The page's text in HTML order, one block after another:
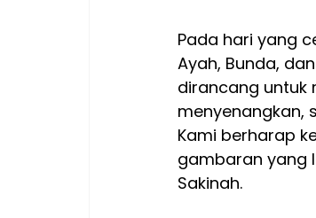
Pada hari yang
Ayah, Bunda,
dirancang untuk
menyenangkan,
Kami berharap
gambaran yang
Sakinah.